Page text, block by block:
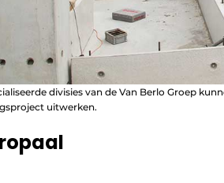
divisies van de Van Berlo Groep
uitwerken.